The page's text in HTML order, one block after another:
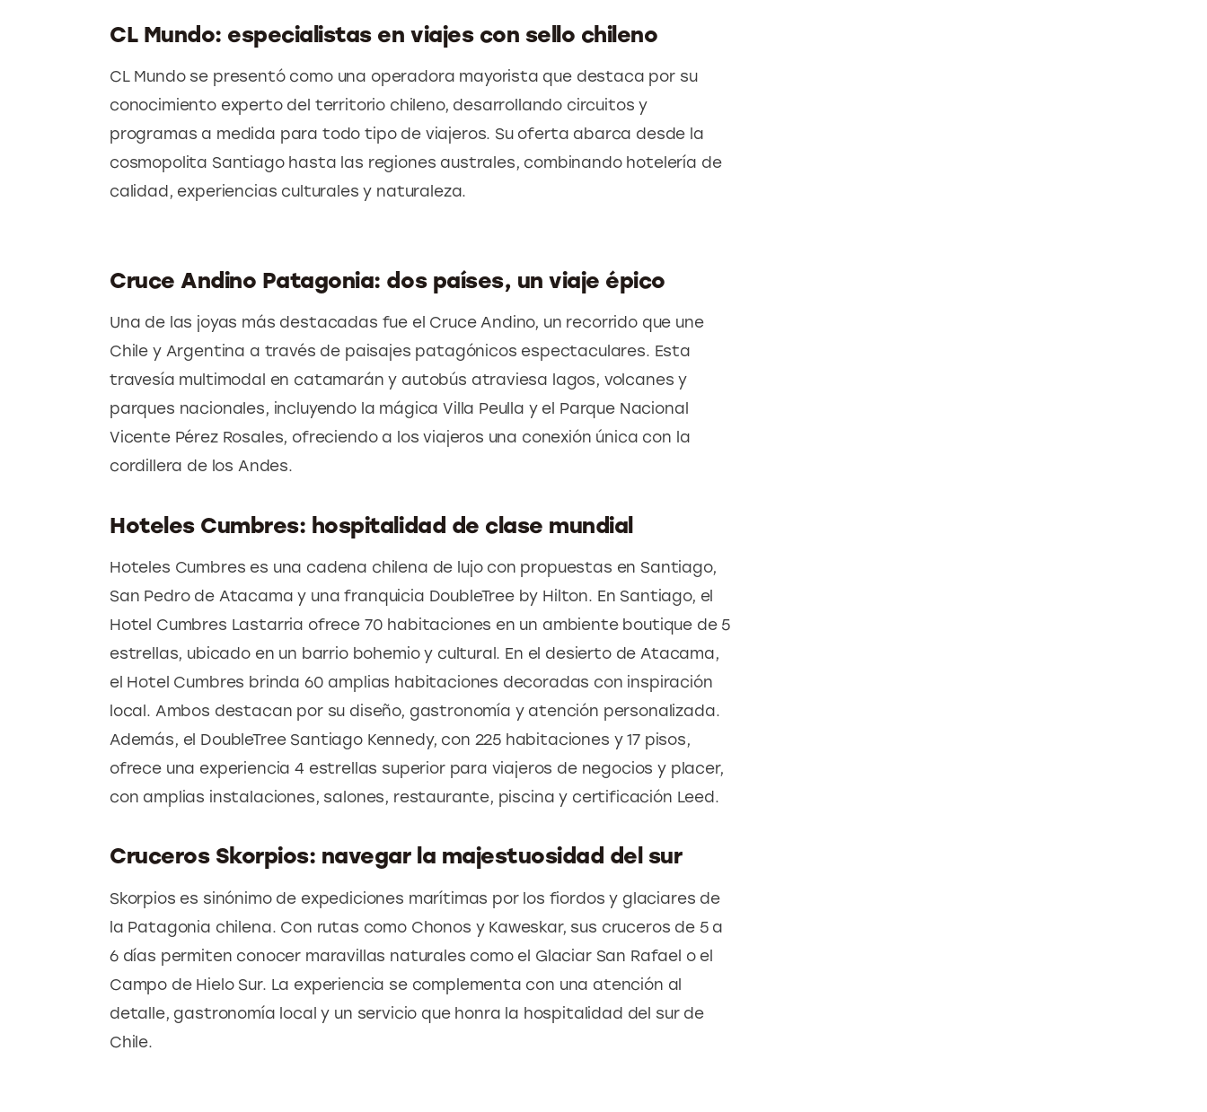
CL Mundo: especialistas en viajes con sello chileno
CL Mundo se presentó como una operadora mayorista que destaca por su
conocimiento experto del territorio chileno, desarrollando circuitos y
programas a medida para todo tipo de viajeros. Su oferta abarca desde la
cosmopolita Santiago hasta las regiones australes, combinando hotelería de
calidad, experiencias culturales y naturaleza.
Cruce Andino Patagonia: dos países, un viaje épico
Una de las joyas más destacadas fue el Cruce Andino, un recorrido que une
Chile y Argentina a través de paisajes patagónicos espectaculares. Esta
travesía multimodal en catamarán y autobús atraviesa lagos, volcanes y
parques nacionales, incluyendo la mágica Villa Peulla y el Parque Nacional
Vicente Pérez Rosales, ofreciendo a los viajeros una conexión única con la
cordillera de los Andes.
Hoteles Cumbres: hospitalidad de clase mundial
Hoteles Cumbres es una cadena chilena de lujo con propuestas en Santiago,
San Pedro de Atacama y una franquicia DoubleTree by Hilton. En Santiago, el
Hotel Cumbres Lastarria ofrece 70 habitaciones en un ambiente boutique de 5
estrellas, ubicado en un barrio bohemio y cultural. En el desierto de Atacama,
el Hotel Cumbres brinda 60 amplias habitaciones decoradas con inspiración
local. Ambos destacan por su diseño, gastronomía y atención personalizada.
Además, el DoubleTree Santiago Kennedy, con 225 habitaciones y 17 pisos,
ofrece una experiencia 4 estrellas superior para viajeros de negocios y placer,
con amplias instalaciones, salones, restaurante, piscina y certificación Leed.
Cruceros Skorpios: navegar la majestuosidad del sur
Skorpios es sinónimo de expediciones marítimas por los fiordos y glaciares de
la Patagonia chilena. Con rutas como Chonos y Kaweskar, sus cruceros de 5 a
6 días permiten conocer maravillas naturales como el Glaciar San Rafael o el
Campo de Hielo Sur. La experiencia se complementa con una atención al
detalle, gastronomía local y un servicio que honra la hospitalidad del sur de
Chile.